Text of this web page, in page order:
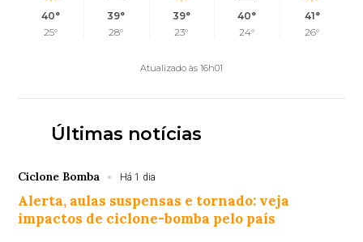
40°
25°
39°
28°
39°
23°
40°
24°
41°
26°
Atualizado às 16h01
Últimas notícias
Ciclone Bomba Há 1 dia
Alerta, aulas suspensas e tornado: veja
impactos de ciclone-bomba pelo país